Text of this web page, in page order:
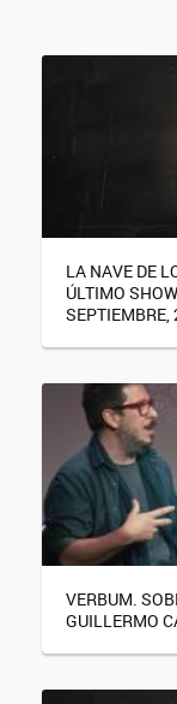
LA NAVE DE
ÚLTIMO
SEPTIEMBRE,
VERBUM.
GUILLERMO